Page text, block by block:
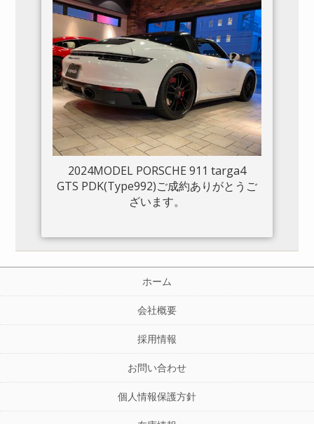
2024MODEL PORSCHE 911 targa4
GTS PDK(Type992)ご成約ありがとうご
ざいます。
ホーム
会社概要
採用情報
お問い合わせ
個人情報保護方針